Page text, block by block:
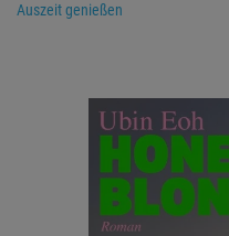
Auszeit genießen